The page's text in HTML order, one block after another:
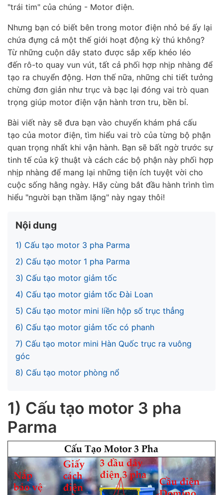
"trái tim" của chúng - Motor điện.
Nhưng bạn có biết bên trong motor điện nhỏ bé ấy lại
chứa đựng cả một thế giới hoạt động kỳ thú không?
Từ những cuộn dây stato được sắp xếp khéo léo
đến rô-to quay vun vút, tất cả phối hợp nhịp nhàng để
tạo ra chuyển động. Hơn thế nữa, những chi tiết tưởng
chừng đơn giản như trục và bạc lại đóng vai trò quan
trọng giúp motor điện vận hành trơn tru, bền bỉ.
Bài viết này sẽ đưa bạn vào chuyến khám phá cấu
tạo của motor điện, tìm hiểu vai trò của từng bộ phận
quan trọng nhất khi vận hành. Bạn sẽ bất ngờ trước sự
tinh tế của kỹ thuật và cách các bộ phận này phối hợp
nhịp nhàng để mang lại những tiện ích tuyệt vời cho
cuộc sống hằng ngày. Hãy cùng bắt đầu hành trình tìm
hiểu "người bạn thầm lặng" này ngay thôi!
Nội dung
1) Cấu tạo motor 3 pha Parma
2) Cấu tạo motor 1 pha Parma
3) Cấu tạo motor giảm tốc
4) Cấu tạo motor giảm tốc Đài Loan
5) Cấu tạo motor mini liền hộp số trục thẳng
6) Cấu tạo motor giảm tốc có phanh
7) Cấu tạo motor mini Hàn Quốc trục ra vuông
góc
8) Cấu tạo motor phòng nổ
1) Cấu tạo motor 3 pha
Parma